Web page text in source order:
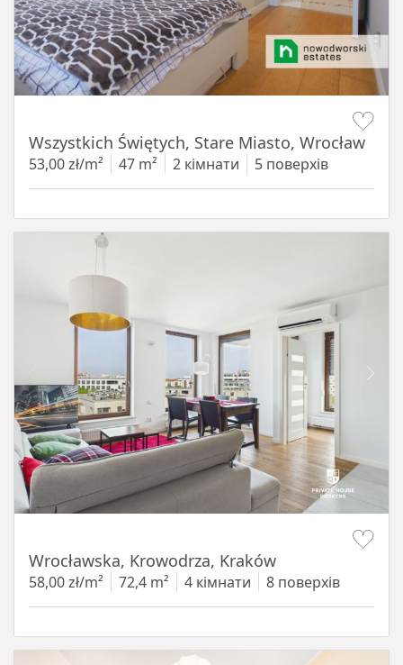
Wszystkich Świętych, Stare Miasto, Wrocław
53,00 zł/m² 47 m² 2 кімнати 5 поверхів
Wrocławska, Krowodrza, Kraków
58,00 zł/m² 72,4 m² 4 кімнати 8 поверхів